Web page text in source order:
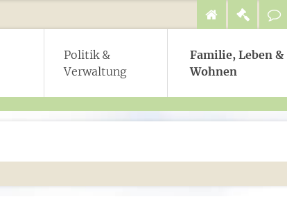
Politik &
Verwaltung
Familie, Leben &
Wohnen